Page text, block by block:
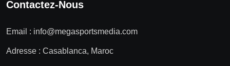
Contactez-Nous
Email : info@megasportsmedia.com
Adresse : Casablanca, Maroc